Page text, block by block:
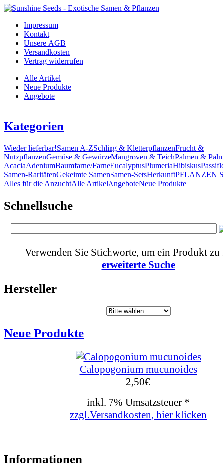
Impressum
Kontakt
Unsere AGB
Versandkosten
Vertrag widerrufen
Alle Artikel
Neue Produkte
Angebote
Kategorien
Wieder lieferbar!Samen A-ZSchling & KletterpflanzenFrucht &
NutzpflanzenGemüse & GewürzeMangroven & TeichPalmen &
AcaciaAdeniumBaumfarne/FarneEucalyptusPlumeriaHibiskus
Samen-RaritätenGekeimte SamenSamen-SetsHerkunftPFLANZEN
Alles für die AnzuchtAlle ArtikelAngeboteNeue Produkte
Schnellsuche
Verwenden Sie Stichworte, um ein Produkt zu
erweiterte Suche
Hersteller
Neue Produkte
Calopogonium mucunoides
2,50€
inkl. 7% Umsatzsteuer *
zzgl.Versandkosten, hier klicken
Informationen